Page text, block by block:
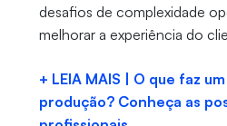
desafios de complexidade
melhorar a experiência do
+ LEIA MAIS | O que faz
produção? Conheça as